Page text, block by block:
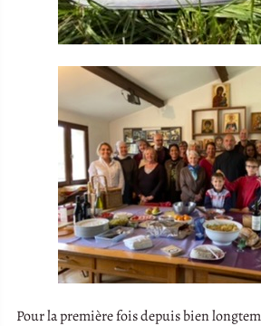
Pour la première fois depuis bien